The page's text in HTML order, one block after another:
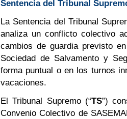
Sentencia del Tribunal
La Sentencia del Tribunal
analiza un conflicto colectivo
cambios de guardia previsto
Sociedad de Salvamento y
forma puntual o en los turnos
vacaciones.
El Tribunal Supremo (“TS”)
Convenio Colectivo de